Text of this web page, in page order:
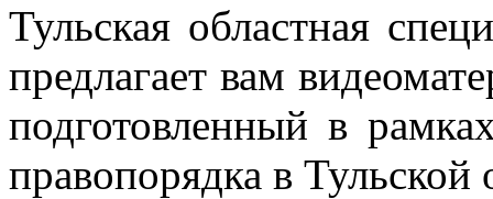
Тульская областная
предлагает вам
подготовленный в
правопорядка в Тульской